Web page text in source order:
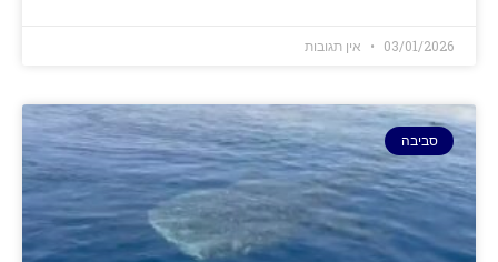
03/01/2026 אין תגובות
סביבה